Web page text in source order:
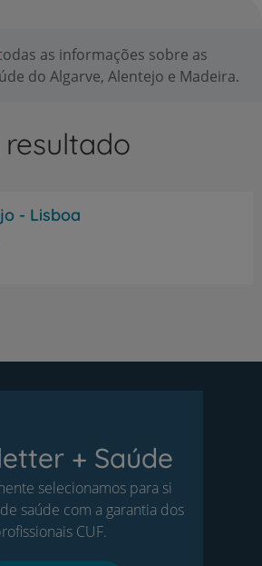
as informações sobre as
do Algarve, Alentejo e Madeira.
resultado
- Lisboa
+ Saúde
selecionamos para si
saúde com a garantia dos
CUF.